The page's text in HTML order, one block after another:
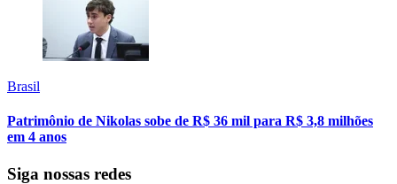
Brasil
Patrimônio de Nikolas sobe de R$ 36 mil para R$ 3,8 milhões
em 4 anos
Siga nossas redes